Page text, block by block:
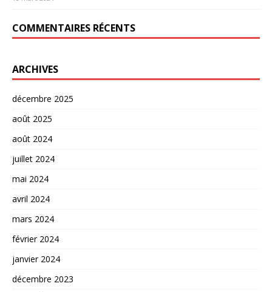
COMMENTAIRES RÉCENTS
ARCHIVES
décembre 2025
août 2025
août 2024
juillet 2024
mai 2024
avril 2024
mars 2024
février 2024
janvier 2024
décembre 2023